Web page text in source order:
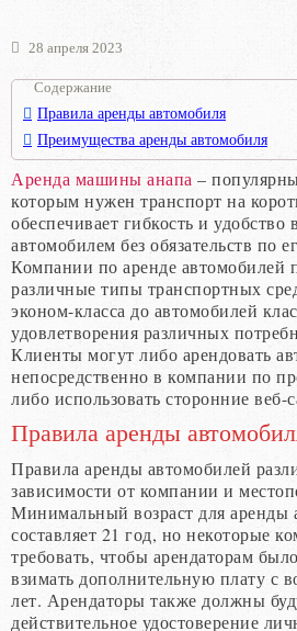
28 апреля 2023
Содержание
Правила аренды автомобиля
Преимущества аренды автомобиля
Аренда машины анапа –
которым нужен транспорт на
обеспечивает гибкость и удобство
автомобилем без обязательств по
Компании по аренде автомобилей
различные типы транспортных
эконом-класса до автомобилей
удовлетворения различных
Клиенты могут либо арендовать
непосредственно в компании по
либо использовать сторонние
Правила аренды
Правила аренды автомобилей
зависимости от компании и
Минимальный возраст для аренды
составляет 21 год, но некоторые
требовать, чтобы арендаторам
взимать дополнительную плату с
лет. Арендаторы также должны
действительное удостоверение